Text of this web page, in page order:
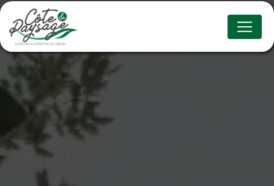
Panneau de gestion des cookies